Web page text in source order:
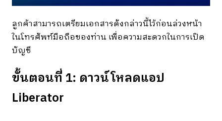
ลูกค้าสามารถเตรียมเอกสารดังกล่าวนี้ไว้ก่อนล่วงหน้า
ในโทรศัพท์มือถือของท่าน เพื่อความสะดวกในการเปิด
บัญชี
ขั้นตอนที่ 1: ดาวน์โหลดแอป
Liberator